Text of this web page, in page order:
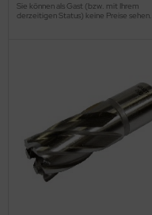
Sie können als Gast (bzw. mit Ihrem
derzeitigen Status) keine Preise sehen.